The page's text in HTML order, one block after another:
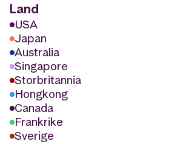
Land
USA
Japan
Australia
Singapore
Storbritannia
Hongkong
Canada
Frankrike
Sverige